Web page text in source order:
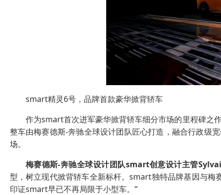
smart精灵6号，品牌首款豪华掀背轿车
作为smart首次进军豪华掀背轿车细分市场的里程碑之
整车由梅赛德斯-奔驰全球设计团队匠心打造，融合行政级
场。
梅赛德斯-奔驰全球设计团队smart创意设计主管
型，树立现代掀背轿车全新标杆。smart独特品牌基因与
印证smart早已不再局限于小型车。”